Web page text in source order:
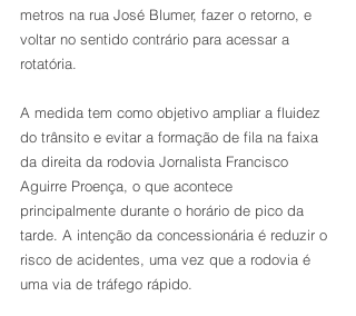
metros na rua José Blumer, fazer o retorno, e
voltar no sentido contrário para acessar a
rotatória.
A medida tem como objetivo ampliar a fluidez
do trânsito e evitar a formação de fila na faixa
da direita da rodovia Jornalista Francisco
Aguirre Proença, o que acontece
principalmente durante o horário de pico da
tarde. A intenção da concessionária é reduzir o
risco de acidentes, uma vez que a rodovia é
uma via de tráfego rápido.